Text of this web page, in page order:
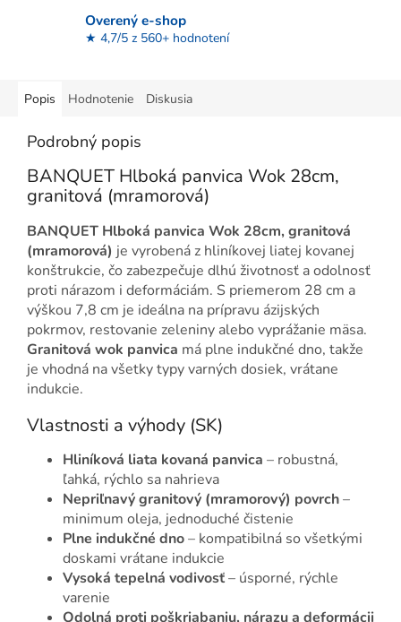
Overený e-shop
★ 4,7/5 z 560+ hodnotení
Popis Hodnotenie Diskusia
Podrobný popis
BANQUET Hlboká panvica Wok 28cm,
granitová (mramorová)
BANQUET Hlboká panvica Wok 28cm, granitová
(mramorová) je vyrobená z hliníkovej liatej kovanej
konštrukcie, čo zabezpečuje dlhú životnosť a odolnosť
proti nárazom i deformáciám. S priemerom 28 cm a
výškou 7,8 cm je ideálna na prípravu ázijských
pokrmov, restovanie zeleniny alebo vyprážanie mäsa.
Granitová wok panvica má plne indukčné dno, takže
je vhodná na všetky typy varných dosiek, vrátane
indukcie.
Vlastnosti a výhody (SK)
Hliníková liata kovaná panvica – robustná,
ľahká, rýchlo sa nahrieva
Nepriľnavý granitový (mramorový) povrch–
minimum oleja, jednoduché čistenie
Plne indukčné dno– kompatibilná so všetkými
doskami vrátane indukcie
Vysoká tepelná vodivosť– úsporné, rýchle
varenie
Odolná proti poškriabaniu, nárazu a deformácii